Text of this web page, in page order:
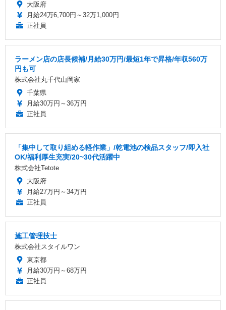
大阪府
月給24万6,700円～32万1,000円
正社員
ラーメン店の店長候補/月給30万円/最短1年で昇格/年収560万
円も可
株式会社丸千代山岡家
千葉県
月給30万円～36万円
正社員
「集中して取り組める軽作業」/乾電池の検品スタッフ/即入社
OK/福利厚生充実/20~30代活躍中
株式会社Tetote
大阪府
月給27万円～34万円
正社員
施工管理技士
株式会社スタイルワン
東京都
月給30万円～68万円
正社員